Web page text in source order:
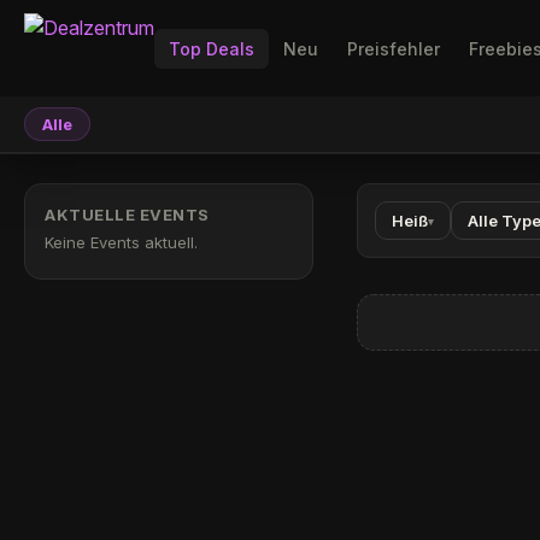
Top Deals Neu Preisfehler
Alle
AKTUELLE EVENTS
Keine Events aktuell.
Heiß▾ Alle